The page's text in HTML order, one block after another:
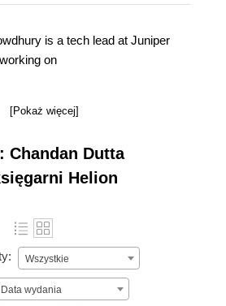
is a tech lead at Juniper
on
[Pokaż więcej]
Chandan Dutta
Helion
Wszystkie
Data wydania